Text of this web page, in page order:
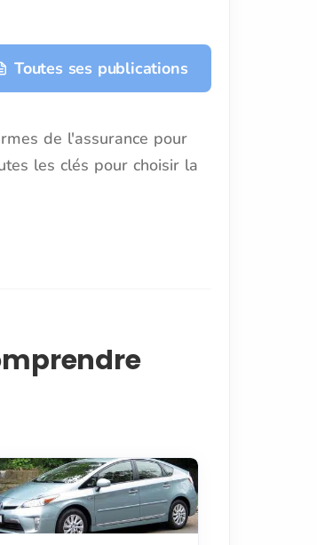
Toutes ses publications
de l'assurance pour
les clés pour choisir la